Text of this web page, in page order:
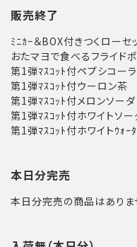
販売終了
ﾐﾆｶｰ＆BOX付きつくローセ
おたマヨで食べるフライド
第1弾ﾏｽｺｯﾄ付ペプシコーラ
第1弾ﾏｽｺｯﾄ付ウーロン茶
第1弾ﾏｽｺｯﾄ付メロンソーダ
第1弾ﾏｽｺｯﾄ付ホワイトソー
第1弾ﾏｽｺｯﾄ付ホワイトｳｫｰ
本日分完売
本日分完売の商品はありま